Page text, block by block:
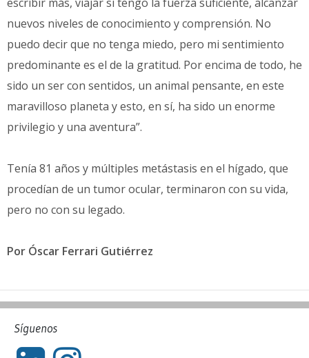
nuevos niveles de conocimiento y comprensión. No
puedo decir que no tenga miedo, pero mi sentimiento
predominante es el de la gratitud. Por encima de todo, he
sido un ser con sentidos, un animal pensante, en este
maravilloso planeta y esto, en sí, ha sido un enorme
privilegio y una aventura”.
Tenía 81 años y múltiples metástasis en el hígado, que
procedían de un tumor ocular, terminaron con su vida,
pero no con su legado.
Por Óscar Ferrari Gutiérrez
Síguenos